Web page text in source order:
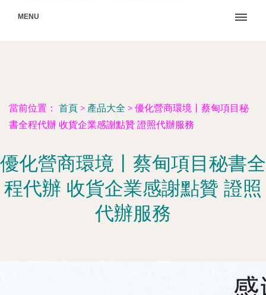
MENU
當前位置： 首頁 > 產品大全 > 優化營商環境丨蔡甸項目秘
書全程代辦 收貨企業感謝點贊 證照代辦服務
優化營商環境丨蔡甸項目秘書全
程代辦 收貨企業感謝點贊 證照
代辦服務